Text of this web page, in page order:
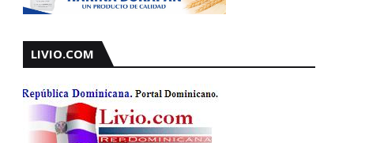
LIVIO.COM